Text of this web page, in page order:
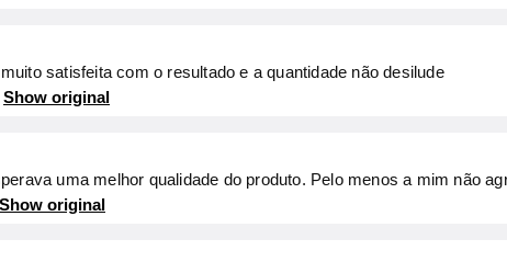
satisfeita com o resultado e a quantidade não desilude
Show original
uma melhor qualidade do produto. Pelo menos a mim não
Show original